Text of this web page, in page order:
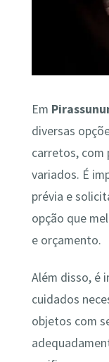
Em
diversas
carretos, com
variados. É
prévia e
opção que
e orçamento.
Além disso, é
cuidados
objetos com